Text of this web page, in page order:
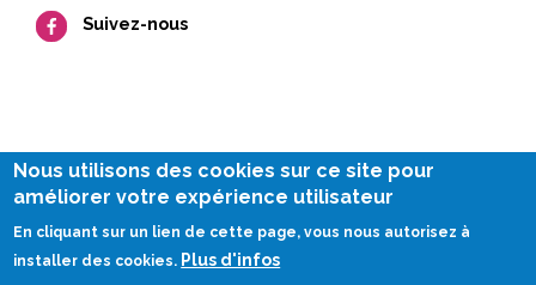
Suivez-nous
Impressum
Siteplan
Nous utilisons des cookies sur ce site pour
améliorer votre expérience utilisateur
En cliquant sur un lien de cette page, vous nous autorisez à
installer des cookies. Plus d'infos